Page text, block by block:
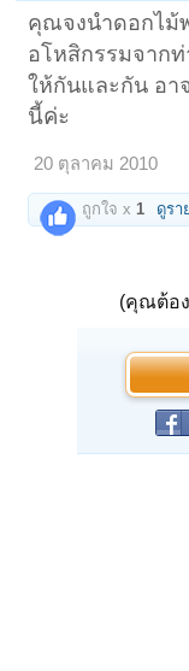
คุณจงนำดอกไม้
อโหสิกรรมจาก
ให้กันและกัน อา
นี้ค่ะ
20 ตุลาคม 2010
ถูกใจ x1 ดูรา
(คุณต้อง